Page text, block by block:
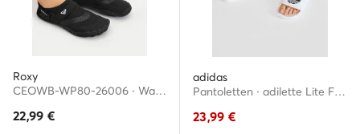
Roxy
CEOWB-WP80-26006 · Wassersportschuhe
22,99 €
adidas
Pantoletten · adilette Lite FU8297 · Weiß
23,99 €